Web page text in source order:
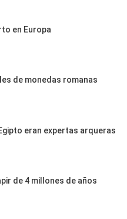
en Europa
de monedas romanas
eran expertas arqueras
de 4 millones de años